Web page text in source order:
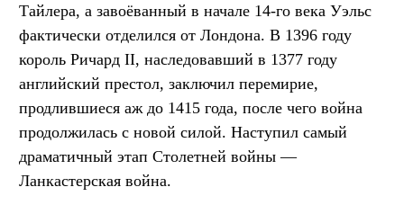
Тайлера, а завоёванный в начале 14-го века Уэльс
фактически отделился от Лондона. В 1396 году
король Ричард II, наследовавший в 1377 году
английский престол, заключил перемирие,
продлившиеся аж до 1415 года, после чего война
продолжилась с новой силой. Наступил самый
драматичный этап Столетней войны —
Ланкастерская война.